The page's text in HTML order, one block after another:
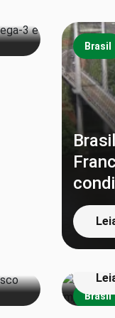
Brasil
Brasil